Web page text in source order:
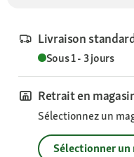
Livraison
Sous 1 - 3 jours
Retrait en
Sélectionnez un
Sélectionner un